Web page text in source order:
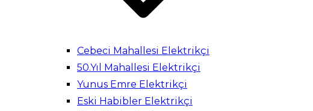
Cebeci Mahallesi Elektrikçi
50.Yıl Mahallesi Elektrikçi
Yunus Emre Elektrikçi
Eski Habibler Elektrikçi